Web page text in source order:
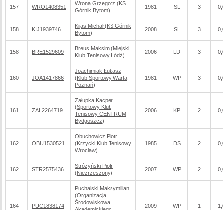
157 WRO1408351
Wrona Grzegorz (KS
Górnik Bytom)
1981 SL 3
158 KIJ1939746
Kijas Michał (KS Górnik
Bytom)
2008 SL 3
158 BRE1529609
Breus Maksim (Miejski
Klub Tenisowy Łódź)
2006 LD 3
160 JOA1417866
Joachimiak Łukasz
(Klub Sportowy Warta
Poznań)
1981 WP 3
161 ZAL2264719
Załupka Kacper
(Sportowy Klub
Tenisowy CENTRUM
Bydgoszcz)
2006 KP 2
162 OBU1530521
Obuchowicz Piotr
(Krzycki Klub Tenisowy
Wrocław)
1985 DS 2
162 STR2575436
Stróżyński Piotr
(Niezrzeszony)
2007 WP 2
164 PUC1838174
Puchalski Maksymilian
(Organizacja
Środowiskowa
2009 WP 1